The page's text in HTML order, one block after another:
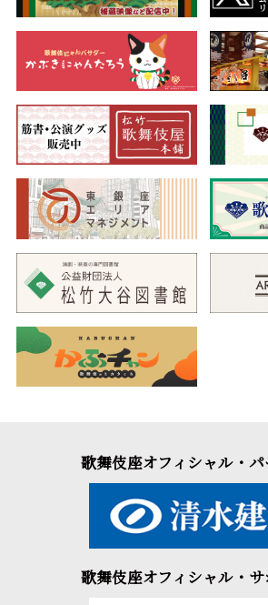
歌舞伎座オフィシャル・
歌舞伎座オフィシャル・